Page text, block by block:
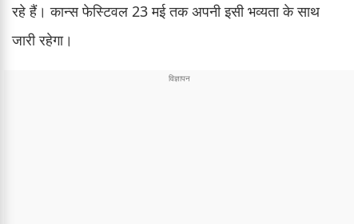
रहे हैं। कान्स फेस्टिवल 23 मई तक अपनी इसी भव्यता के साथ
जारी रहेगा।